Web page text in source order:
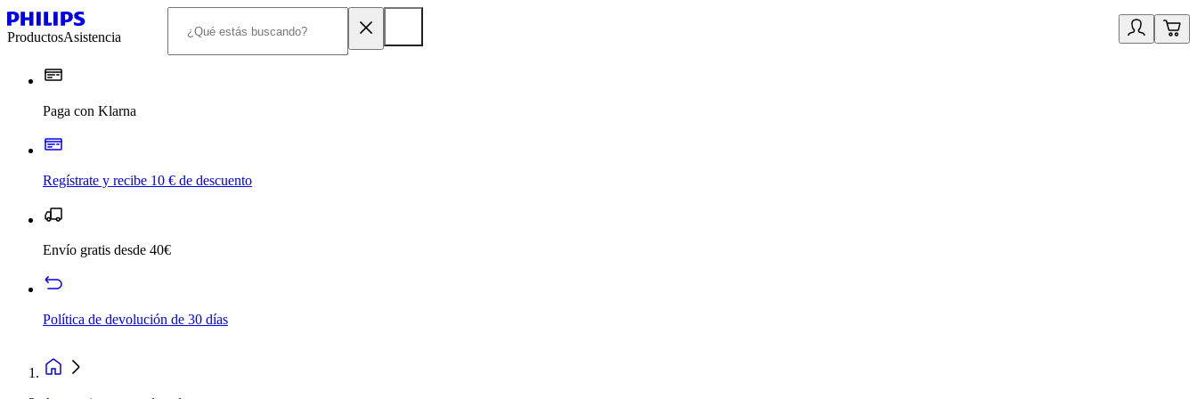
ProductosAsistencia
Paga con Klarna
Regístrate y recibe 10 € de descuento
Envío gratis desde 40€
Política de devolución de 30 días